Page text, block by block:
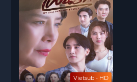
Vietsub - HD